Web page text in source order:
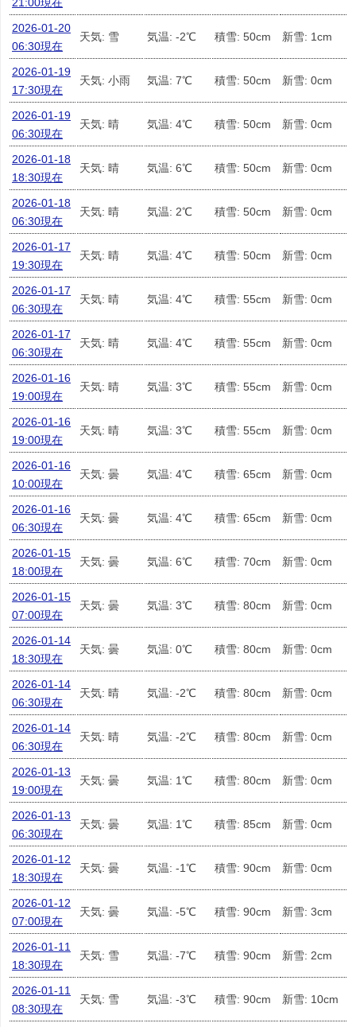
2026-01-20
06:30現在
天気: 雪 気温: -2℃ 積雪: 50cm 新雪: 1cm
2026-01-19
17:30現在
天気: 小雨 気温: 7℃ 積雪: 50cm 新雪: 0cm
2026-01-19
06:30現在
天気: 晴 気温: 4℃ 積雪: 50cm 新雪: 0cm
2026-01-18
18:30現在
天気: 晴 気温: 6℃ 積雪: 50cm 新雪: 0cm
2026-01-18
06:30現在
天気: 晴 気温: 2℃ 積雪: 50cm 新雪: 0cm
2026-01-17
19:30現在
天気: 晴 気温: 4℃ 積雪: 50cm 新雪: 0cm
2026-01-17
06:30現在
天気: 晴 気温: 4℃ 積雪: 55cm 新雪: 0cm
2026-01-17
06:30現在
天気: 晴 気温: 4℃ 積雪: 55cm 新雪: 0cm
2026-01-16
19:00現在
天気: 晴 気温: 3℃ 積雪: 55cm 新雪: 0cm
2026-01-16
19:00現在
天気: 晴 気温: 3℃ 積雪: 55cm 新雪: 0cm
2026-01-16
10:00現在
天気: 曇 気温: 4℃ 積雪: 65cm 新雪: 0cm
2026-01-16
06:30現在
天気: 曇 気温: 4℃ 積雪: 65cm 新雪: 0cm
2026-01-15
18:00現在
天気: 曇 気温: 6℃ 積雪: 70cm 新雪: 0cm
2026-01-15
07:00現在
天気: 曇 気温: 3℃ 積雪: 80cm 新雪: 0cm
2026-01-14
18:30現在
天気: 曇 気温: 0℃ 積雪: 80cm 新雪: 0cm
2026-01-14
06:30現在
天気: 晴 気温: -2℃ 積雪: 80cm 新雪: 0cm
2026-01-14
06:30現在
天気: 晴 気温: -2℃ 積雪: 80cm 新雪: 0cm
2026-01-13
19:00現在
天気: 曇 気温: 1℃ 積雪: 80cm 新雪: 0cm
2026-01-13
06:30現在
天気: 曇 気温: 1℃ 積雪: 85cm 新雪: 0cm
2026-01-12
18:30現在
天気: 曇 気温: -1℃ 積雪: 90cm 新雪: 0cm
2026-01-12
07:00現在
天気: 曇 気温: -5℃ 積雪: 90cm 新雪: 3cm
2026-01-11
18:30現在
天気: 雪 気温: -7℃ 積雪: 90cm 新雪: 2cm
2026-01-11
08:30現在
天気: 雪 気温: -3℃ 積雪: 90cm 新雪: 10cm